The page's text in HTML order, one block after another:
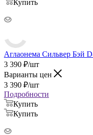
Купить
Аглаонема Сильвер Бэй
3 390 ₽/шт
Варианты цен
3 390 ₽/шт
Подробности
Купить
Купить